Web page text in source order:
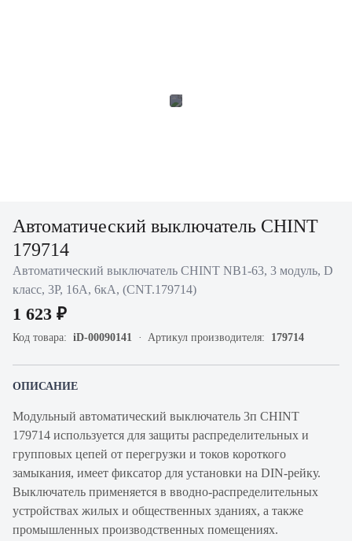
Автоматический выключатель CHINT
179714
Автоматический выключатель CHINT NB1-63, 3 модуль, D
класс, 3P, 16А, 6кА, (CNT.179714)
1 623 ₽
Код товара: iD-00090141 Артикул производителя: 179714
ОПИСАНИЕ
Модульный автоматический выключатель 3п CHINT
179714 используется для защиты распределительных и
групповых цепей от перегрузки и токов короткого
замыкания, имеет фиксатор для установки на DIN-рейку.
Выключатель применяется в вводно-распределительных
устройствах жилых и общественных зданиях, а также
промышленных производственных помещениях.